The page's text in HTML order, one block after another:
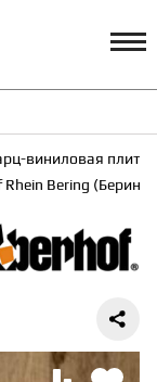
виниловая плитка
Rhein Bering (Беринг)